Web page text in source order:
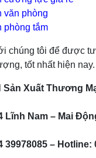
văn phòng
phòng tắm
chúng tôi để được
tốt nhất hiện nay.
Sản Xuất Thương
Lĩnh Nam – Mai
– Hotline: